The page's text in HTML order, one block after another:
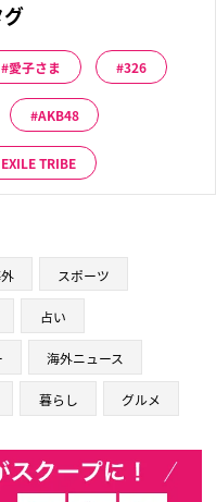
愛子さま 326
AKB48
TRIBE
スポーツ
占い
海外ニュース
暮らし グルメ